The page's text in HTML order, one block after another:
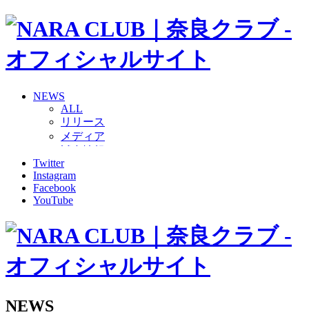
NEWS
ALL
リリース
メディア
グッズ
ファンコミュニティ
普及・育成
ホームタウン
その他
2026/27トップチーム
2026/27トップチームスタッフ
Twitter
Instagram
Facebook
YouTube
NEWS